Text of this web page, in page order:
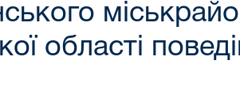
області